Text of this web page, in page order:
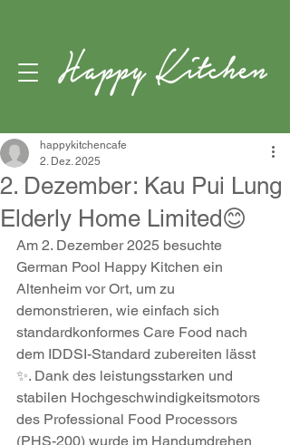
2. Dezember: Kau Pui Lung
Elderly Home Limited😊
happykitchencafe
2. Dez. 2025
Am 2. Dezember 2025 besuchte
German Pool Happy Kitchen ein
Altenheim vor Ort, um zu
demonstrieren, wie einfach sich
standardkonformes Care Food nach
dem IDDSI-Standard zubereiten lässt
✨. Dank des leistungsstarken und
stabilen Hochgeschwindigkeitsmotors
des Professional Food Processors
(PHS-200) wurde im Handumdrehen